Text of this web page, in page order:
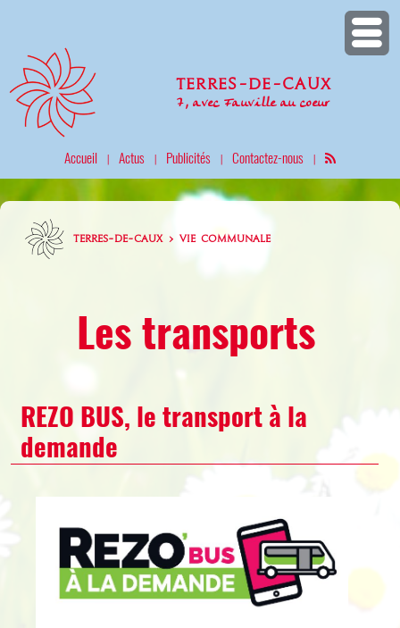
Terres-de-Caux
7, avec Fauville au coeur
Accueil | Actus | Publicités | Contactez-nous |
TERRES-DE-CAUX > VIE COMMUNALE
Les transports
REZO BUS, le transport à la
demande